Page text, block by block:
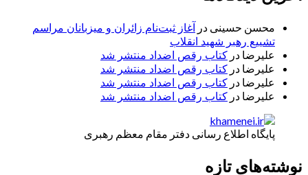
محسن حسینی در آغاز ثبت‌نام زائران و میزبانان مراسم
تشییع رهبر شهید انقلاب
علیرضا در کتاب رقص اضداد منتشر شد
علیرضا در کتاب رقص اضداد منتشر شد
علیرضا در کتاب رقص اضداد منتشر شد
علیرضا در کتاب رقص اضداد منتشر شد
پایگاه اطلاع رسانی دفتر مقام معظم رهبری
نوشته‌های تازه